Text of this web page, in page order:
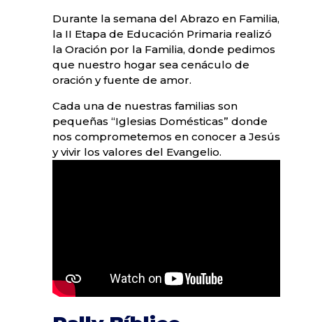
Durante la semana del Abrazo en Familia,
la II Etapa de Educación Primaria realizó
la Oración por la Familia, donde pedimos
que nuestro hogar sea cenáculo de
oración y fuente de amor.
Cada una de nuestras familias son
pequeñas “Iglesias Domésticas” donde
nos comprometemos en conocer a Jesús
y vivir los valores del Evangelio.